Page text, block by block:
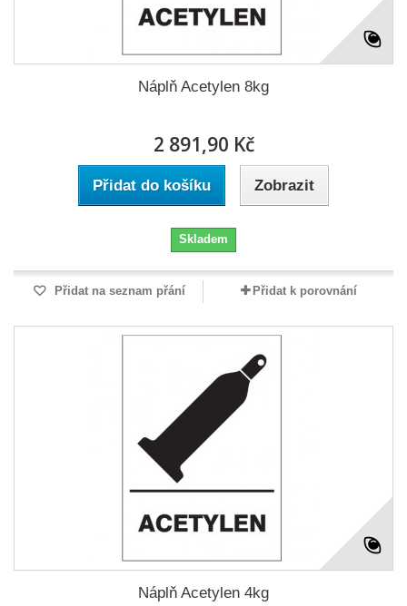
Náplň Acetylen 8kg
2 891,90 Kč
Přidat do košíku Zobrazit
Skladem
Přidat na seznam přání Přidat k porovnání
Náplň Acetylen 4kg